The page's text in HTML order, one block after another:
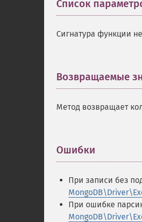
Список
Сигнатура функции
Возвращаемые
Метод возвращает
Ошибки
При записи без
При ошибке